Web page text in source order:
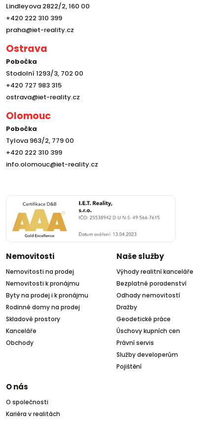
Lindleyova 2822/2, 160 00
+420 222 310 399
praha@iet-reality.cz
Ostrava
Pobočka
Stodolní 1293/3, 702 00
+420 727 983 315
ostrava@iet-reality.cz
Olomouc
Pobočka
Tylova 963/2, 779 00
+420 222 310 399
info.olomouc@iet-reality.cz
Nemovitosti
Nemovitosti na prodej
Nemovitosti k pronájmu
Byty na prodej i k pronájmu
Rodinné domy na prodej
Skladové prostory
Kanceláře
Obchody
Naše služby
Výhody realitní kanceláře
Bezplatné poradenství
Odhady nemovitostí
Dražby
Geodetické práce
Úschovy kupních cen
Právní servis
Služby developerům
Pojištění
O nás
O společnosti
Kariéra v realitách